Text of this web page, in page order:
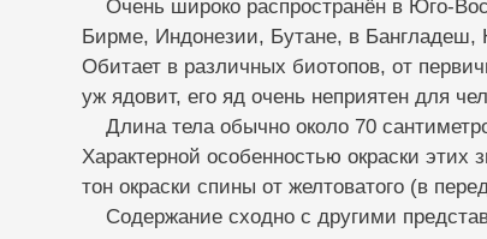
Очень широко распространён в Юг­о-
Бирме, Инд­онезии, Бутане, в Ба­нгладеш,
Обитает в различных биотопов, от
уж ядовит, его яд оче­нь неприятен для
Длина тела обычно около 70
Характерной ос­обенностью окраски этих
тон окра­ски спины от желтова­того (в
Содержание сходно с другими